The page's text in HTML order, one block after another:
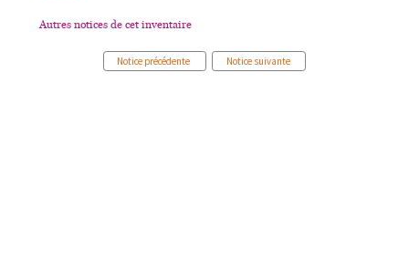
Autres notices de cet inventaire
Notice précédente Notice suivante